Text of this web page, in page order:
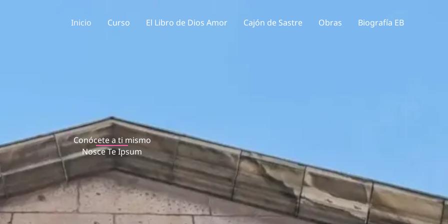
Inicio Curso El Libro de Dios Amor Cajón de Sastre Obras Biografía EB
Conócete a ti mismo
Nosce Te Ipsum